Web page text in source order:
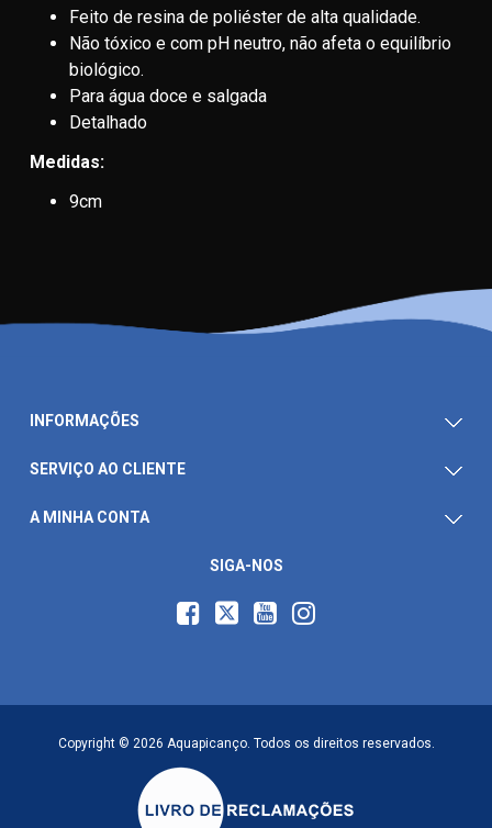
Feito de resina de poliéster de alta qualidade.
Não tóxico e com pH neutro, não afeta o equilíbrio
biológico.
Para água doce e salgada
Detalhado
Medidas:
9cm
INFORMAÇÕES
SERVIÇO AO CLIENTE
A MINHA CONTA
SIGA-NOS
Copyright © 2026 Aquapicanço. Todos os direitos reservados.